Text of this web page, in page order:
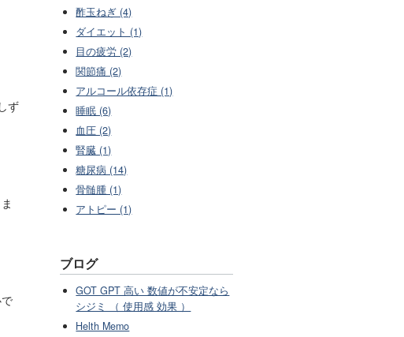
ず
酢玉ねぎ (4)
ダイエット (1)
目の疲労 (2)
関節痛 (2)
アルコール依存症 (1)
睡眠 (6)
血圧 (2)
腎臓 (1)
糖尿病 (14)
骨髄腫 (1)
アトピー (1)
ブログ
GOT GPT 高い 数値が不安定なら
シジミ （ 使用感 効果 ）
Helth Memo